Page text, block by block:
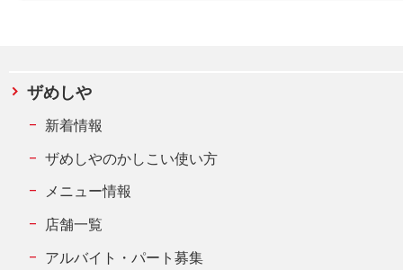
ザめしや
新着情報
ザめしやのかしこい使い方
メニュー情報
店舗一覧
アルバイト・パート募集